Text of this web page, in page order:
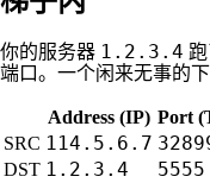
你的服务器 1.2.3.4
端口。一个闲来无事的
Address (IP) Port
SRC 114.5.6.7
DST 1.2.3.4 5555